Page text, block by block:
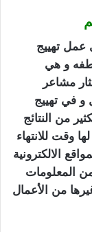
عمل تهييج
و هي
مشاعر
و في تهييج
من النتائج
وقت للانتهاء
الالكترونية
المعلومات
من الأعمال